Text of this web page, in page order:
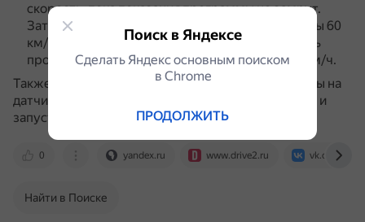
скорость, пока показания программы не замрут.
Затем сравнить расстояние от стрелки до шкалы 60
км/ч, остановить и скорректировать.
Повторить
процедуру для других отметок 20, 40, 60, 78 км/ч.
Также можно попробовать почистить все контакты на
датчике скорости, аккуратно отогнуть их, собрать и
запустить.
0 yandex.ru www.drive2.ru vk.com
Найти в Поиске
Поиск в Яндексе
Сделать Яндекс основным поиском
в Сhrome
ПРОДОЛЖИТЬ